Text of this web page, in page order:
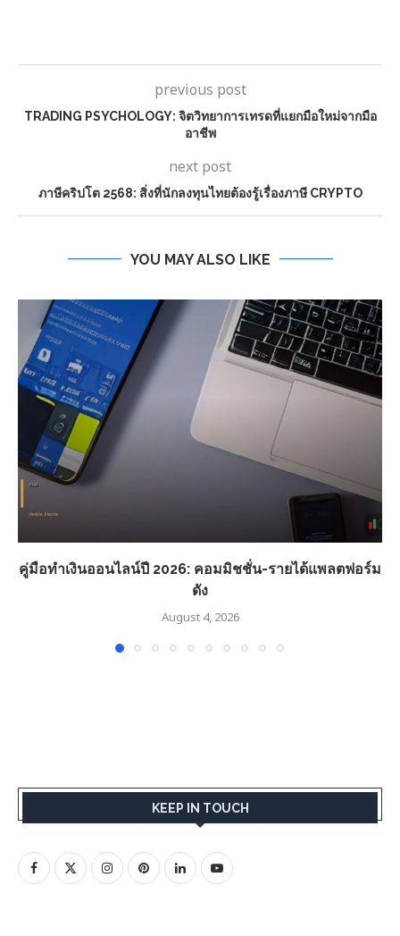
previous post
TRADING PSYCHOLOGY: จิตวิทยาการเทรดที่แยกมือใหม่จากมือ
อาชีพ
next post
ภาษีคริปโต 2568: สิ่งที่นักลงทุนไทยต้องรู้เรื่องภาษี CRYPTO
YOU MAY ALSO LIKE
คู่มือทำเงินออนไลน์ปี 2026: คอมมิชชั่น-รายได้แพลตฟอร์ม
ดัง
August 4, 2026
KEEP IN TOUCH